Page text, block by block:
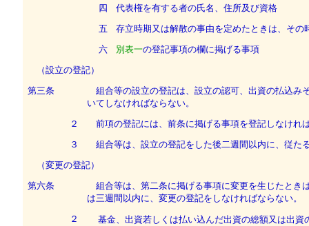
四
代表権を有する者の氏名、住所及び資格
五
存立時期又は解散の事由を定めたときは、その
六
別表一の登記事項の欄に掲げる事項
（設立の登記）
第三条
組合等の設立の登記は、設立の認可、出資の払込み
いてしなければならない。
２
前項の登記には、前条に掲げる事項を登記しなけれ
３
組合等は、設立の登記をした後二週間以内に、従た
（変更の登記）
第六条
組合等は、第二条に掲げる事項に変更を生じたとき
は三週間以内に、変更の登記をしなければならない。
２
基金、出資若しくは払い込んだ出資の総額又は出